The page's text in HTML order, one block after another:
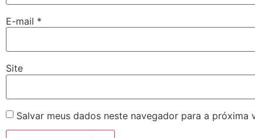
E-mail *
Site
Salvar meus dados neste navegador para a próxima